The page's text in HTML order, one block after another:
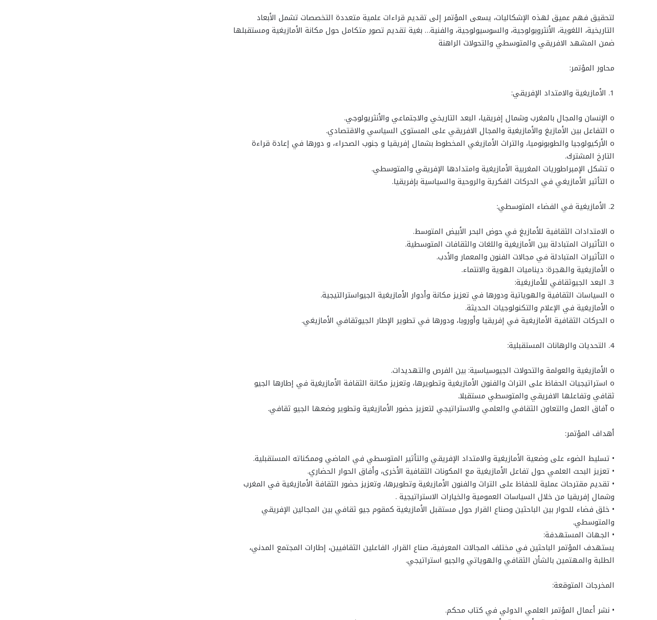
لتحقيق فهم عميق لهذه الإشكاليات، يسعى المؤتمر إلى تقديم قراءات علمية متعددة التخصصات تشمل الأبعاد
التاريخية، اللغوية، الأنثروبولوجية، والسوسيولوجية، والفنية… بغية تقديم تصور متكامل حول مكانة الأمازيغية ومستقبلها
ضمن المشهد الافريقي والمتوسطي والتحولات الراهنة
محاور المؤتمر:
1. الأمازيغية والامتداد الإفريقي:
o الإنسان والمجال بالمغرب وشمال إفريقيا، البعد التاريخي والاجتماعي والأنثريولوجي.
o التفاعل بين الأمازيغ والأمازيغية والمجال الافريقي على المستوى السياسي والاقتصادي.
o الأركيولوجيا والطوبونوميا، والتراث الأمازيغي المخطوط بشمال إفريقيا و جنوب الصحراء، و دورها في إعادة قراءة
التارخ المشترك.
o تشكل الإمبراطوريات المغربية الأمازيغية وامتدادها الإفريقي والمتوسطي.
o التأثير الأمازيغي في الحركات الفكرية والروحية والسياسية بإفريقيا.
2. الأمازيغية في الفضاء المتوسطي:
o الامتدادات الثقافية للأمازيغ في حوض البحر الأبيض المتوسط.
o التأثيرات المتبادلة بين الأمازيغية واللغات والثقافات المتوسطية.
o التأثيرات المتبادلة في مجالات الفنون والمعمار والأدب.
o الأمازيغية والهجرة: ديناميات الهوية والانتماء.
3. البعد الجيوثقافي للأمازيغية:
o السياسات الثقافية والهوياتية ودورها في تعزيز مكانة وأدوار الأمازيغية الجيواسترالتيجية.
o الأمازيغية في الإعلام والتكنولوجيات الحديثة.
o الحركات الثقافية الأمازيغية في إفريقيا وأوروبا، ودورها في تطوير الإطار الجيوثقافي الأمازيغي.
4. التحديات والرهانات المستقبلية:
o الأمازيغية والعولمة والتحولات الجيوسياسية: بين الفرص والتهديدات.
o استراتيجيات الحفاظ على التراث والفنون الأمازيغية وتطويرها، وتعزيز مكانة الثقافة الأمازيغية في إطارها الجيو
ثقافي وتفاعلها الافريقي والمتوسطي مستقبلا.
o آفاق العمل والتعاون الثقافي والعلمي والاستراتيجي لتعزيز حضور الأمازيغية وتطوير وضعها الجيو ثقافي.
أهداف المؤتمر:
• تسليط الضوء على وضعية الأمازيغية والامتداد الإفريقي والتأثير المتوسطي في الماضي وممكناته المستقبلية.
• تعزيز البحث العلمي حول تفاعل الأمازيغية مع المكونات الثقافية الأخرى، وأفاق الحوار الحضاري.
• تقديم مقترحات عملية للحفاظ على التراث والفنون الأمازيغية وتطويرها، وتعزيز حضور الثقافة الأمازيغية في المغرب
وشمال إفريقيا من خلال السياسات العمومية والخيارات الاستراتيجية .
• خلق فضاء للحوار بين الباحثين وصناع القرار حول مستقبل الأمازيغية كمقوم جيو ثقافي بين المجالين الإفريقي
والمتوسطي.
• الجهات المستهدفة:
يستهدف المؤتمر الباحثين في مختلف المجالات المعرفية، صناع القرار، الفاعلين الثقافيين، إطارات المجتمع المدني،
الطلبة والمهتمين بالشأن الثقافي والهوياتي والجيو استراتيجي.
المخرجات المتوقعة:
• نشر أعمال المؤتمر العلمي الدولي في كتاب محكم.